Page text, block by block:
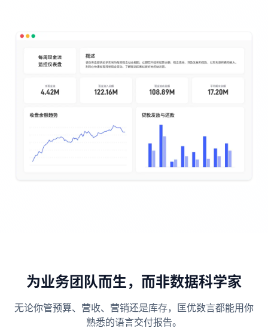
为业务团队而生，而非数据科学家
无论你管预算、营收、营销还是库存，匡优数言都能用你
熟悉的语言交付报告。